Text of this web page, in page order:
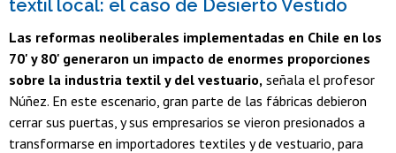
textil local: el caso de Desierto Vestido
Las reformas neoliberales implementadas en Chile en los
70' y 80' generaron un impacto de enormes proporciones
sobre la industria textil y del vestuario, señala el profesor
Núñez. En este escenario, gran parte de las fábricas debieron
cerrar sus puertas, y sus empresarios se vieron presionados a
transformarse en importadores textiles y de vestuario, para